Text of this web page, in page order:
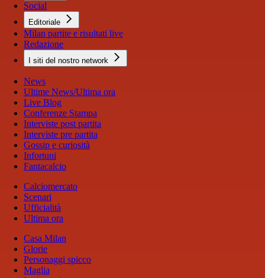
Social
Editoriale
Milan partite e risultati live
Redazione
I siti del nostro network
News
Ultime News/Ultima ora
Live Blog
Conferenze Stampa
Interviste post partita
Interviste pre partita
Gossip e curiosità
Infortuni
Fantacalcio
Calciomercato
Scenari
Ufficialità
Ultima ora
Casa Milan
Glorie
Personaggi spicco
Maglia